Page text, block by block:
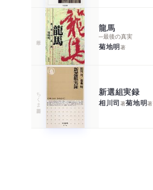
龍馬
─最後の真実
菊地明著
ちくま新書 新選組実録
相川司著菊地明著